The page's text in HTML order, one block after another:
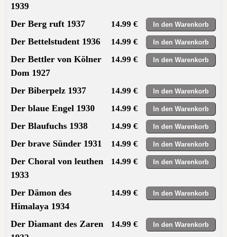
1939
Der Berg ruft 1937 14.99 €
Der Bettelstudent 1936 14.99 €
Der Bettler von Kölner
Dom 1927
14.99 €
Der Biberpelz 1937 14.99 €
Der blaue Engel 1930 14.99 €
Der Blaufuchs 1938 14.99 €
Der brave Sünder 1931 14.99 €
Der Choral von leuthen
1933
14.99 €
Der Dämon des
Himalaya 1934
14.99 €
Der Diamant des Zaren
14.99 €